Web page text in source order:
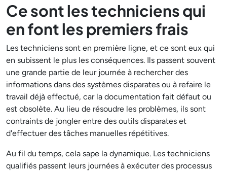
Ce sont les techniciens qui
en font les premiers frais
Les techniciens sont en première ligne, et ce sont eux qui
en subissent le plus les conséquences. Ils passent souvent
une grande partie de leur journée à rechercher des
informations dans des systèmes disparates ou à refaire le
travail déjà effectué, car la documentation fait défaut ou
est obsolète. Au lieu de résoudre les problèmes, ils sont
contraints de jongler entre des outils disparates et
d'effectuer des tâches manuelles répétitives.
Au fil du temps, cela sape la dynamique. Les techniciens
qualifiés passent leurs journées à exécuter des processus